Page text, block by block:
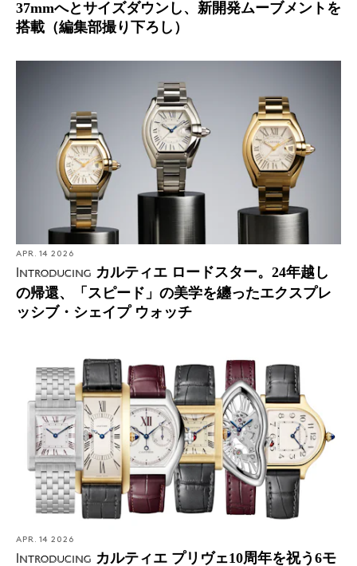
37mmへとサイズダウンし、新開発ムーブメントを
搭載（編集部撮り下ろし）
APR. 14 2026
Introducing カルティエ ロードスター。24年越し
の帰還、「スピード」の美学を纏ったエクスプレ
ッシブ・シェイプ ウォッチ
APR. 14 2026
Introducing カルティエ プリヴェ10周年を祝う6モ